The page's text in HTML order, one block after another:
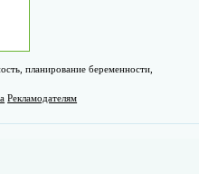
планирование беременности,
Рекламодателям